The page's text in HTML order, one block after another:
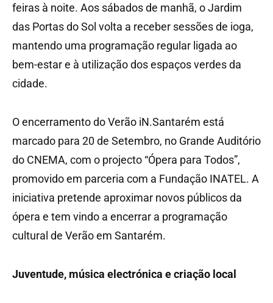
feiras à noite. Aos sábados de manhã, o Jardim
das Portas do Sol volta a receber sessões de ioga,
mantendo uma programação regular ligada ao
bem-estar e à utilização dos espaços verdes da
cidade.
O encerramento do Verão iN.Santarém está
marcado para 20 de Setembro, no Grande Auditório
do CNEMA, com o projecto “Ópera para Todos”,
promovido em parceria com a Fundação INATEL. A
iniciativa pretende aproximar novos públicos da
ópera e tem vindo a encerrar a programação
cultural de Verão em Santarém.
Juventude, música electrónica e criação local